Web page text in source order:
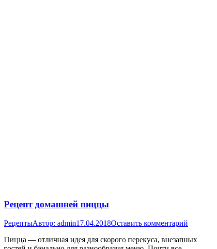
Рецепт домашней пиццы
РецептыАвтор: admin17.04.2018Оставить комментарий
Пицца — отличная идея для скорого перекуса, внезапных